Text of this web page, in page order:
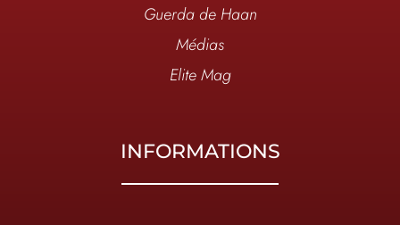
Guerda de Haan
Médias
Elite Mag
INFORMATIONS